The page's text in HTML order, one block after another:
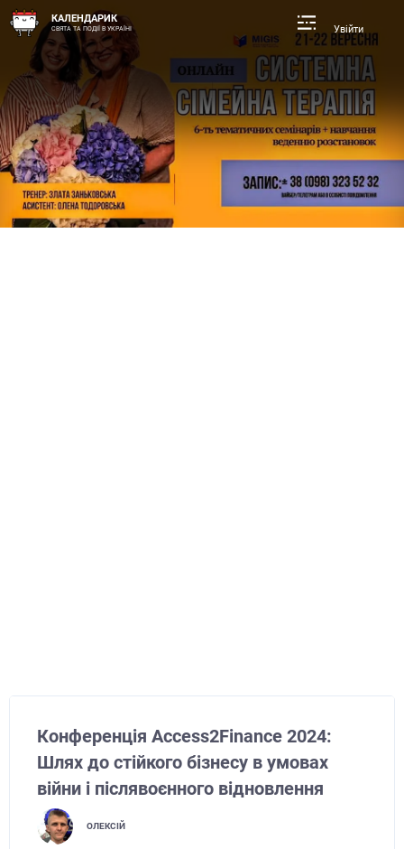
КАЛЕНДАРИК
СВЯТА ТА ПОДІЇ В УКРАЇНІ Увійти
Конференція Access2Finance 2024:
Шлях до стійкого бізнесу в умовах
війни і післявоєнного відновлення
ОЛЕКСІЙ